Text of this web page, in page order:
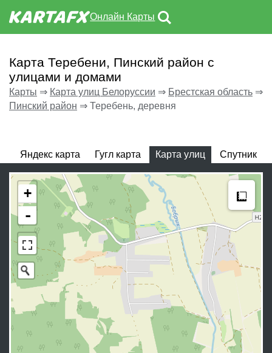
Онлайн Карты
Карта Теребени, Пинский район с
улицами и домами
Карты ⇒ Карта улиц Белоруссии ⇒ Брестская область ⇒
Пинский район ⇒ Теребень, деревня
Яндекс карта Гугл карта Карта улиц Спутник
+
-